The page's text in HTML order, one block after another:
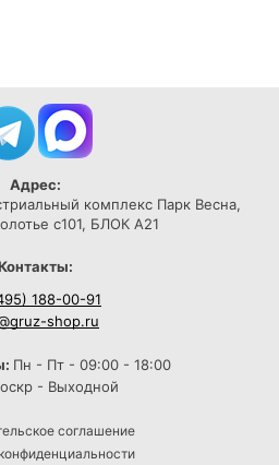
Адрес:
комплекс Парк Весна,
с101, БЛОК А21
188-00-91
shop.ru
Пн - Пт - 09:00 - 18:00
- Выходной
соглашение